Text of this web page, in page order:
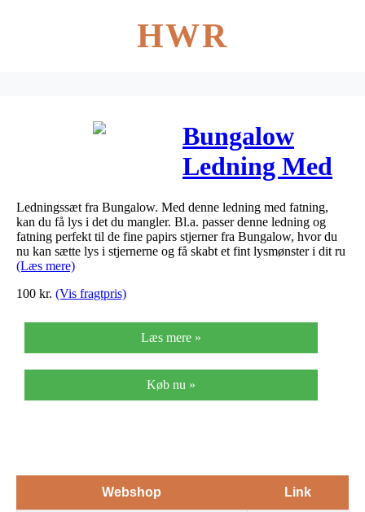
HWR
Bungalow
Ledning Med
Fatning
Ledningssæt fra Bungalow. Med denne ledning med fatning,
kan du få lys i det du mangler. Bl.a. passer denne ledning og
fatning perfekt til de fine papirs stjerner fra Bungalow, hvor du
nu kan sætte lys i stjernerne og få skabt et fint lysmønster i dit ru
(Læs mere)
100 kr. (Vis fragtpris)
Læs mere »
Køb nu »
Webshop Link